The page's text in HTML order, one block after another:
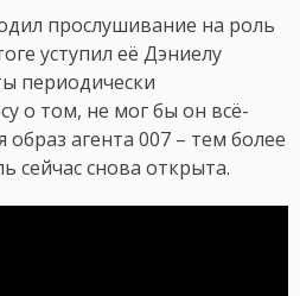
прослушивание на роль
уступил её Дэниелу
периодически
о том, не мог бы он всё-
агента 007 – тем более
сейчас снова открыта.